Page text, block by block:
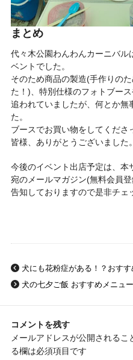
まとめ
代々木公園わんわんカーニバル
ベントでした。
そのため商品の製造(手作りの
た！)、特別仕様のフォトブー
追われていましたが、何とか無
た。
ブースでお買い物をしてくだ
皆様、ありがとうございました。
今後のイベント出店予定は、本
宛のメールマガジン(無料会員登
告知しておりますので是非チェ
犬にも花粉症がある！？おす
犬の七夕ご飯 おすすめメニュ
コメントを残す
メールアドレスが公開されるこ
る欄は必須項目です